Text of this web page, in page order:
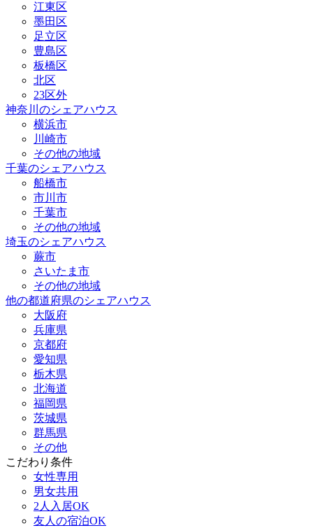
江東区
墨田区
足立区
豊島区
板橋区
北区
23区外
神奈川のシェアハウス
横浜市
川崎市
その他の地域
千葉のシェアハウス
船橋市
市川市
千葉市
その他の地域
埼玉のシェアハウス
蕨市
さいたま市
その他の地域
他の都道府県のシェアハウス
大阪府
兵庫県
京都府
愛知県
栃木県
北海道
福岡県
茨城県
群馬県
その他
こだわり条件
女性専用
男女共用
2人入居OK
友人の宿泊OK